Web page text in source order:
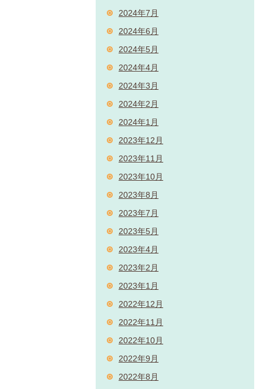
2024年7月
2024年6月
2024年5月
2024年4月
2024年3月
2024年2月
2024年1月
2023年12月
2023年11月
2023年10月
2023年8月
2023年7月
2023年5月
2023年4月
2023年2月
2023年1月
2022年12月
2022年11月
2022年10月
2022年9月
2022年8月